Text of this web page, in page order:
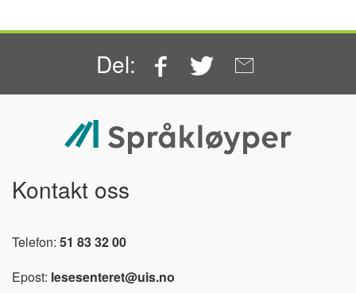
Del: Facebook
Twitter
Kontakt oss
Telefon: 51 83 32 00
Epost: lesesenteret@uis.no